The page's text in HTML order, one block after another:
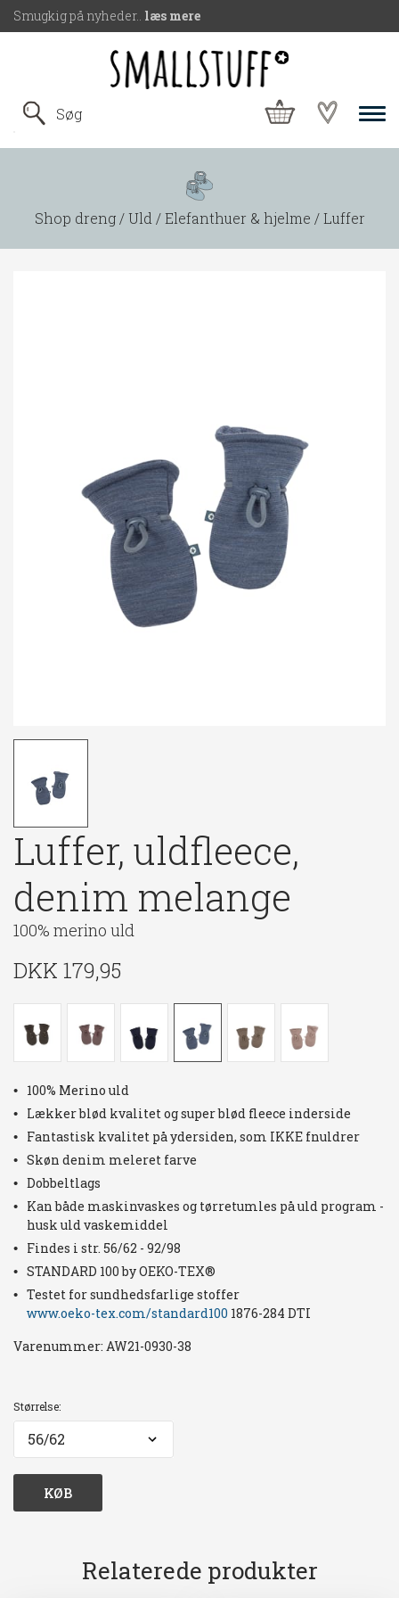
Smugkig på nyheder.. læs mere
Shop dreng Uld Elefanthuer & hjelme Luffer
Luffer, uldfleece,
denim melange
100% merino uld
DKK 179,95
100% Merino uld
Lækker blød kvalitet og super blød fleece inderside
Fantastisk kvalitet på ydersiden, som IKKE fnuldrer
Skøn denim meleret farve
Dobbeltlags
Kan både maskinvaskes og tørretumles på uld program -
husk uld vaskemiddel
Findes i str. 56/62 - 92/98
STANDARD 100 by OEKO-TEX®
Testet for sundhedsfarlige stoffer
www.oeko-tex.com/standard100 1876-284 DTI
Varenummer: AW21-0930-38
Størrelse:
KØB
Relaterede produkter